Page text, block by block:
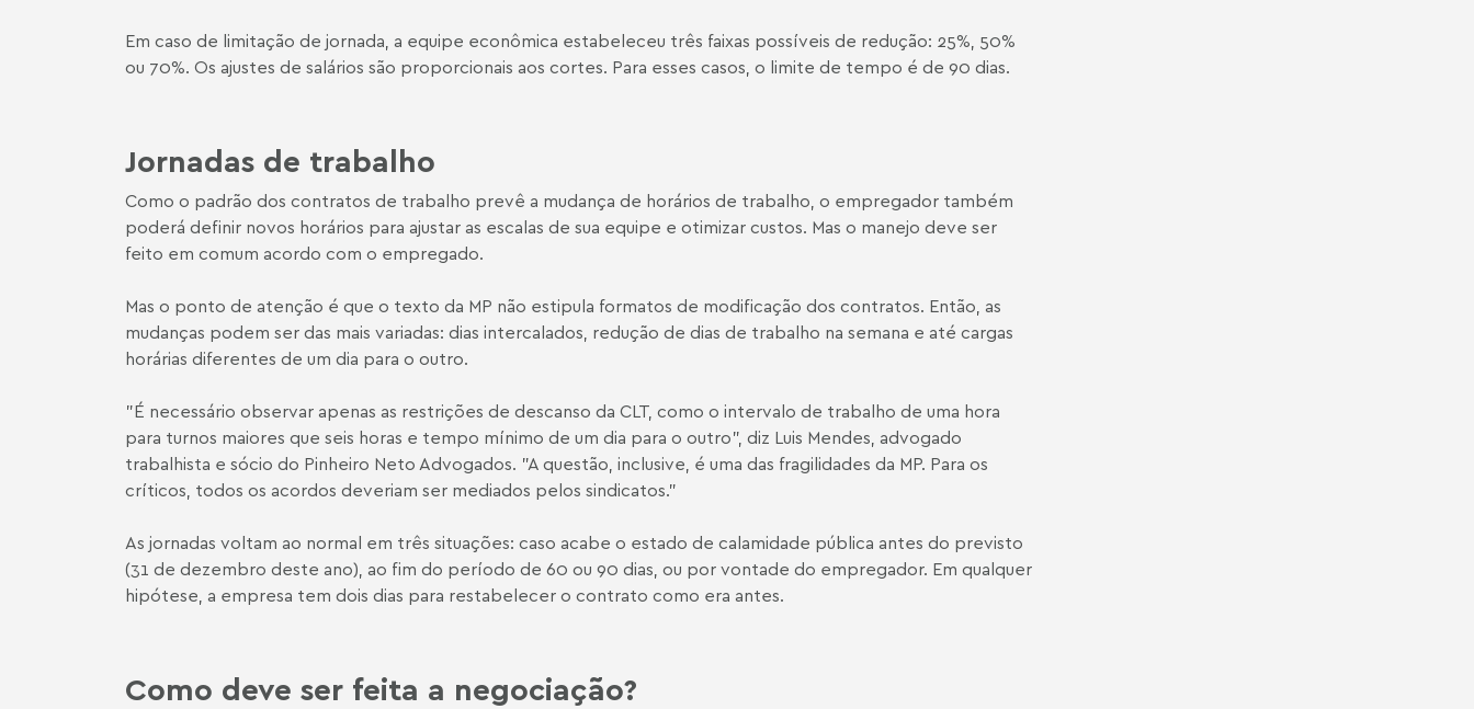
Em caso de limitação de jornada, a equipe econômica estabeleceu três faixas possíveis de redução: 25%, 50%
ou 70%. Os ajustes de salários são proporcionais aos cortes. Para esses casos, o limite de tempo é de 90 dias.
Jornadas de trabalho
Como o padrão dos contratos de trabalho prevê a mudança de horários de trabalho, o empregador também
poderá definir novos horários para ajustar as escalas de sua equipe e otimizar custos. Mas o manejo deve ser
feito em comum acordo com o empregado.
Mas o ponto de atenção é que o texto da MP não estipula formatos de modificação dos contratos. Então, as
mudanças podem ser das mais variadas: dias intercalados, redução de dias de trabalho na semana e até cargas
horárias diferentes de um dia para o outro.
"É necessário observar apenas as restrições de descanso da CLT, como o intervalo de trabalho de uma hora
para turnos maiores que seis horas e tempo mínimo de um dia para o outro", diz Luis Mendes, advogado
trabalhista e sócio do Pinheiro Neto Advogados. "A questão, inclusive, é uma das fragilidades da MP. Para os
críticos, todos os acordos deveriam ser mediados pelos sindicatos."
As jornadas voltam ao normal em três situações: caso acabe o estado de calamidade pública antes do previsto
(31 de dezembro deste ano), ao fim do período de 60 ou 90 dias, ou por vontade do empregador. Em qualquer
hipótese, a empresa tem dois dias para restabelecer o contrato como era antes.
Como deve ser feita a negociação?